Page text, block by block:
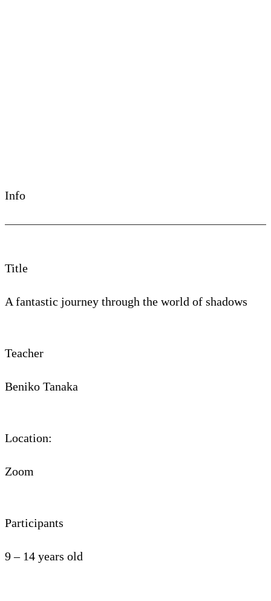
Info
Title
A fantastic journey through the world of shadows
Teacher
Beniko Tanaka
Location:
Zoom
Participants
9 – 14 years old